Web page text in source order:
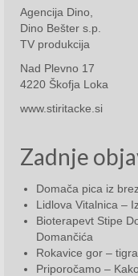
Januar
Marec
Maj 2023
Junij 2023
Julij 2023
Avgust
Agencija Dino,
Dino Bešter s.p.
TV produkcija
Nad Plevno 17
4220 Škofja Loka
www.stiritacke.si
Zadnje
Domača pica iz
Lidlova Vitalnica –
Bioterapevt Stipe
Domančića
Rokavice gor –
Priporočamo –